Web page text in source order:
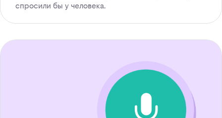
спросили бы у человека.